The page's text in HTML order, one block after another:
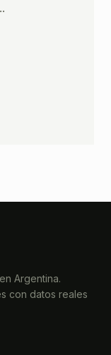
Argentina.
con datos reales